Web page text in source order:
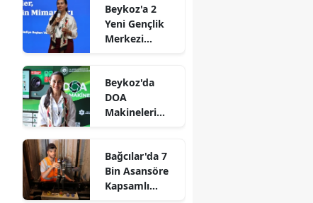
Beykoz'a 2
Yeni Gençlik
Merkezi
Beykoz'da
DOA
Makineleri
Bağcılar'da 7
Bin Asansöre
Kapsamlı